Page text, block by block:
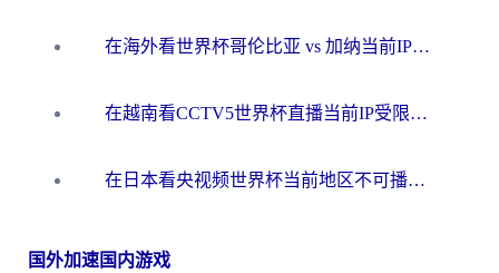
在海外看世界杯哥伦比亚 vs 加纳当前IP受限制？这篇指南帮你流畅看中文解说赛事
在越南看CCTV5世界杯直播当前IP受限制？海外党体育观赛终极指南来了
在日本看央视频世界杯当前地区不可播放？海外党体育观赛终极指南
国外加速国内游戏